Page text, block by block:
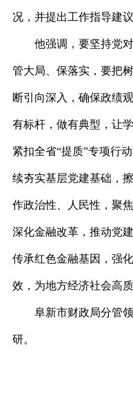
况，并提出工作指导建议
他强调，要坚持党
管大局、保落实， 要把
断引向深入，确保政绩
有标杆，做有典型，让
紧扣全省“提质”专项行
续夯实基层党建基础，
作政治性、人民性，聚
深化金融改革，推动党
传承红色金融基因，强
效，为地方经济社会高
阜新市财政局分管
研。